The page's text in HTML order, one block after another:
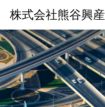
株式会社熊谷興産